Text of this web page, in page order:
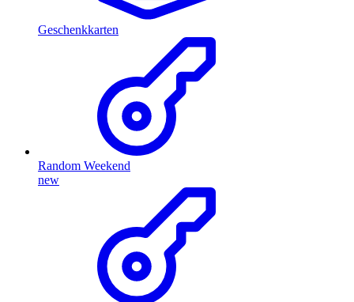
Geschenkkarten
Random Weekend
new